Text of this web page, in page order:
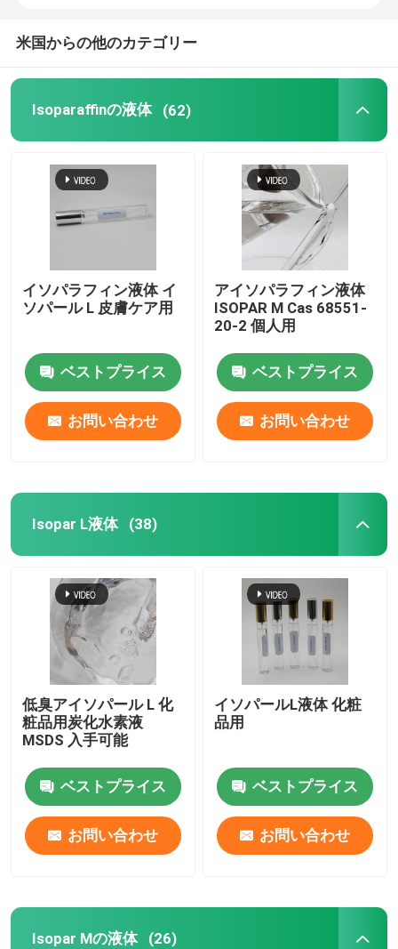
C11 13 Isoparaffin
C11 12 Isoparaffin
米国からの他のカテゴリー
Isoparaffinの液体 (62)
イソパラフィン液体 イ
ソパール L 皮膚ケア用
ベストプライス
お問い合わせ
アイソパラフィン液体
ISOPAR M Cas 68551-
20-2 個人用
ベストプライス
お問い合わせ
Isopar L液体 (38)
低臭アイソパール L 化
粧品用炭化水素液
MSDS 入手可能
ベストプライス
お問い合わせ
イソパールL液体 化粧
品用
ベストプライス
お問い合わせ
Isopar Mの液体 (26)